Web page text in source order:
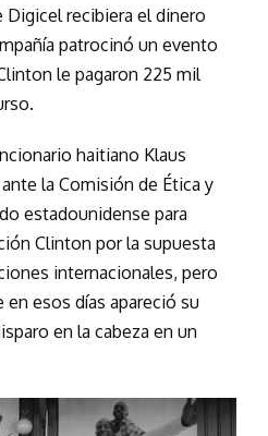
recibiera el dinero
patrocinó un evento
le pagaron 225 mil
haitiano Klaus
la Comisión de Ética y
estadounidense para
Clinton por la supuesta
internacionales, pero
esos días apareció su
en la cabeza en un